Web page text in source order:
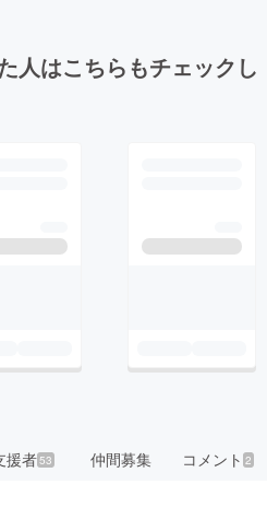
人はこちらもチェックし
援者53 仲間募集 コメント2